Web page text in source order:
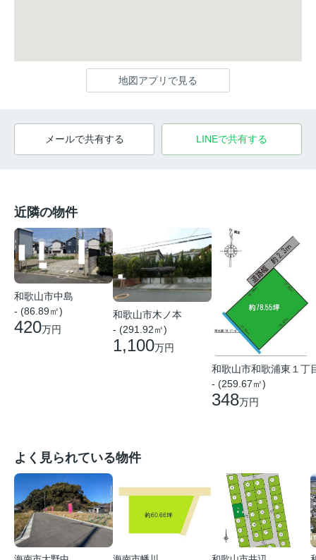
地図アプリで見る
メールで共有する LINEで共有する
近隣の物件
和歌山市中島
- (86.89㎡)
420万円
和歌山市木ノ本
- (291.92㎡)
1,100万円
和歌山市和歌浦東１丁
- (259.67㎡)
348万円
よく見られている物件